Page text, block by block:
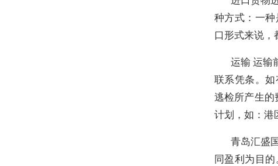
种方式：一
口形式来说，
运输 运输
联系凭条。
逃检所产生的
计划，如：港
青岛汇盛
同盈利为目